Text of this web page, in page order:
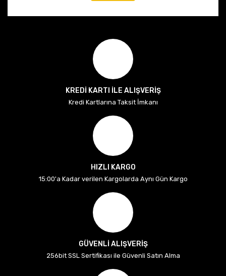
KREDİ KARTI İLE ALIŞVERİŞ
Kredi Kartlarına Taksit İmkanı
HIZLI KARGO
15:00'a Kadar verilen Kargolarda Aynı Gün Kargo
GÜVENLİ ALIŞVERİŞ
256bit SSL Sertifikası ile Güvenli Satın Alma